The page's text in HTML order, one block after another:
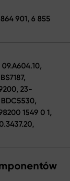
901, 6 855
23-
BDC5530,
1549 0 1,